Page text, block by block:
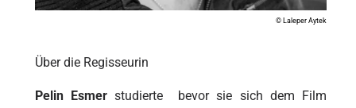
© Laleper Aytek
Über die Regisseurin
Pelin Esmerstudierte bevor sie sich dem Film